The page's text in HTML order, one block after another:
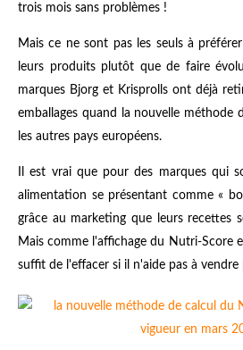
trois mois sans problèmes !
Mais ce ne sont pas les seuls à
leurs produits plutôt que de faire
marques Bjorg et Krisprolls ont déjà
emballages quand la nouvelle méthode
les autres pays européens.
Il est vrai que pour des marques qui
alimentation se présentant comme «
grâce au marketing que leurs recettes
Mais comme l'affichage du Nutri-Score
suffit de l'effacer si il n'aide pas à vendre